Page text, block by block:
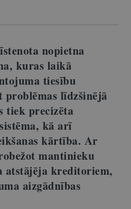
nopietna
kuras laikā
tiesību
līdzšinējā
tiek precizēta
kā arī
kārtība. Ar
mantinieku
kreditoriem,
aizgādnības